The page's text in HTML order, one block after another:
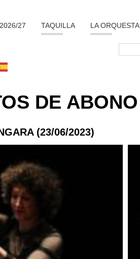
27 TAQUILLA LA ORQUESTA
DE ABONO
(23/06/2023)